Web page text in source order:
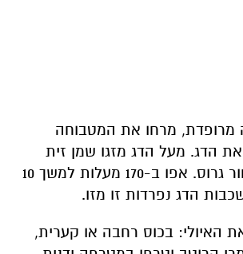
מרופדת, מרחו את המטבוחה
את הדג. מעל הדג מזגו שמן זית
ופזרו פלפל שחור גרוס. אפו ב-170 מעלות למשך 10
הדג נפרדות זו מזו.
את האיולי: בכוס רחבה או קערית,